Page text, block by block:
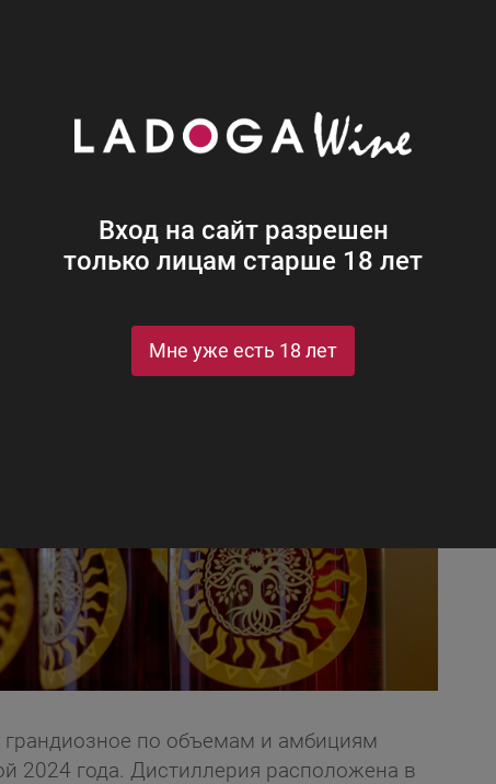
Вход на сайт разрешен
только лицам старше 18 лет
Мне уже есть 18 лет
грандиозное по объемам и амбициям
2024 года. Дистиллерия расположена в